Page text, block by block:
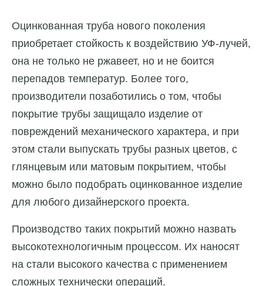
Оцинкованная труба нового поколения
приобретает стойкость к воздействию УФ-лучей,
она не только не ржавеет, но и не боится
перепадов температур. Более того,
производители позаботились о том, чтобы
покрытие трубы защищало изделие от
повреждений механического характера, и при
этом стали выпускать трубы разных цветов, с
глянцевым или матовым покрытием, чтобы
можно было подобрать оцинкованное изделие
для любого дизайнерского проекта.
Производство таких покрытий можно назвать
высокотехнологичным процессом. Их наносят
на стали высокого качества с применением
сложных технически операций.